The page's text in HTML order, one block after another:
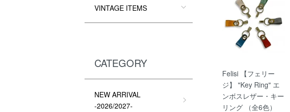
Felisi 【フェリー
ジ】 "Key Ring" エ
ンボスレザー・キー
リング （全6色）
VINTAGE ITEMS
CATEGORY
NEW ARRIVAL
-2026/2027-